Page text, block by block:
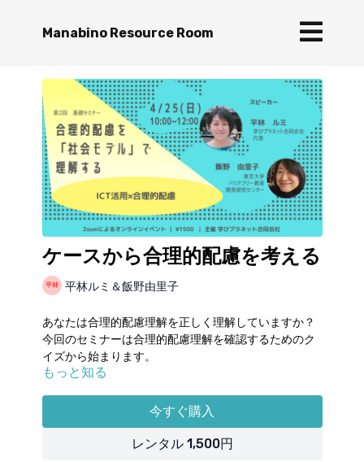
Manabino Resource Room
ケースから合理的配慮を考える
平林ルミ＆飯野由里子
あなたは合理的配慮理解を正しく理解していますか？
今回のセミナーは合理的配慮理解を確認するためのク
イズから始まります。
合理的配慮にまつわる誤解を解き明かすために，「読
ア」に関して２年間の聞き取り調査から得られた対話
事例を紹介し，それについて障害者差別解消法の条文
やガイドラインに照らした時、それらをどう解釈でき
取り上げる事例は全部で７つ。
・子どもと学校が対話をはじめたときによく起きる誤
もっと知る
今すぐ購入
レンタル 1,500円